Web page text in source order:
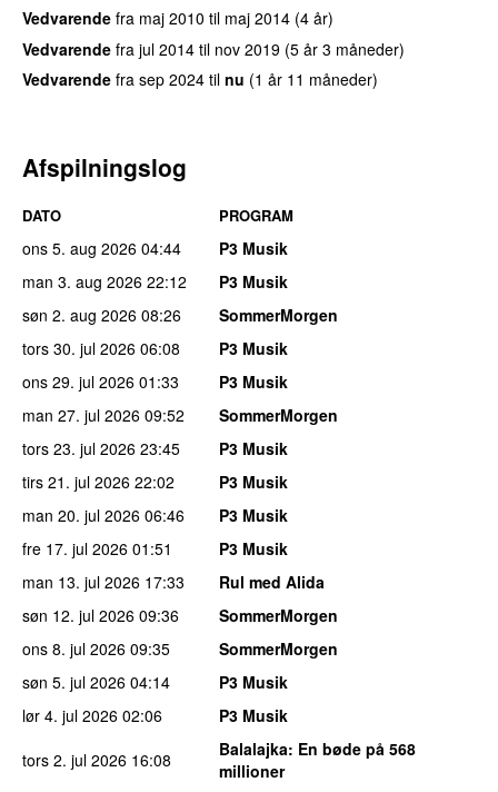
Vedvarende fra maj 2010 til maj 2014 (4 år)
Vedvarende fra jul 2014 til nov 2019 (5 år 3 måneder)
Vedvarende fra sep 2024 til nu (1 år 11 måneder)
Afspilningslog
DATO PROGRAM
ons 5. aug 2026 04:44
P3 Musik
man 3. aug 2026 22:12
P3 Musik
søn 2. aug 2026 08:26
SommerMorgen
tors 30. jul 2026 06:08
P3 Musik
ons 29. jul 2026 01:33
P3 Musik
man 27. jul 2026 09:52
SommerMorgen
tors 23. jul 2026 23:45
P3 Musik
tirs 21. jul 2026 22:02
P3 Musik
man 20. jul 2026 06:46
P3 Musik
fre 17. jul 2026 01:51
P3 Musik
man 13. jul 2026 17:33
Rul med Alida
søn 12. jul 2026 09:36
SommerMorgen
ons 8. jul 2026 09:35
SommerMorgen
søn 5. jul 2026 04:14
P3 Musik
lør 4. jul 2026 02:06
P3 Musik
tors 2. jul 2026 16:08 Balalajka: En bøde på 568
millioner